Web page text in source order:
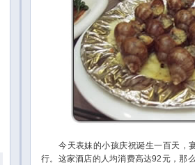
今天表妹的小孩庆祝诞生一百天，
行。这家酒店的人均消费高达92元，那